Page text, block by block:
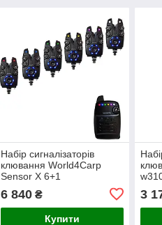
Набір сигналізаторів
клювання World4Carp
Sensor X 6+1
6 840₴
Купити
3